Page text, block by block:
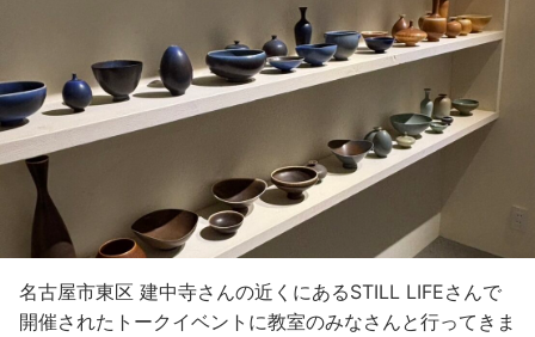
名古屋市東区 建中寺さんの近くにあるSTILL LIFEさんで
開催されたトークイベントに教室のみなさんと行ってきま